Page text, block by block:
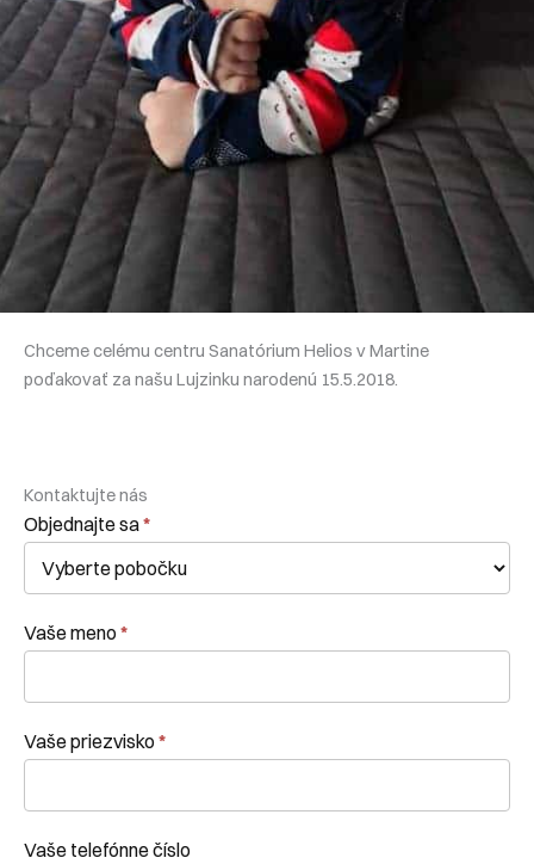
Chceme celému centru Sanatórium Helios v Martine
poďakovať za našu Lujzinku narodenú 15.5.2018.
Kontaktujte nás
Kontaktní
formulár
Objednajte sa*
Vaše meno *
Vaše priezvisko *
Vaše telefónne číslo